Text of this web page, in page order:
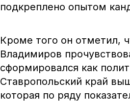
подкреплено опытом
Кроме того он отметил,
Владимиров
сформировался как
Ставропольский край
которая по ряду